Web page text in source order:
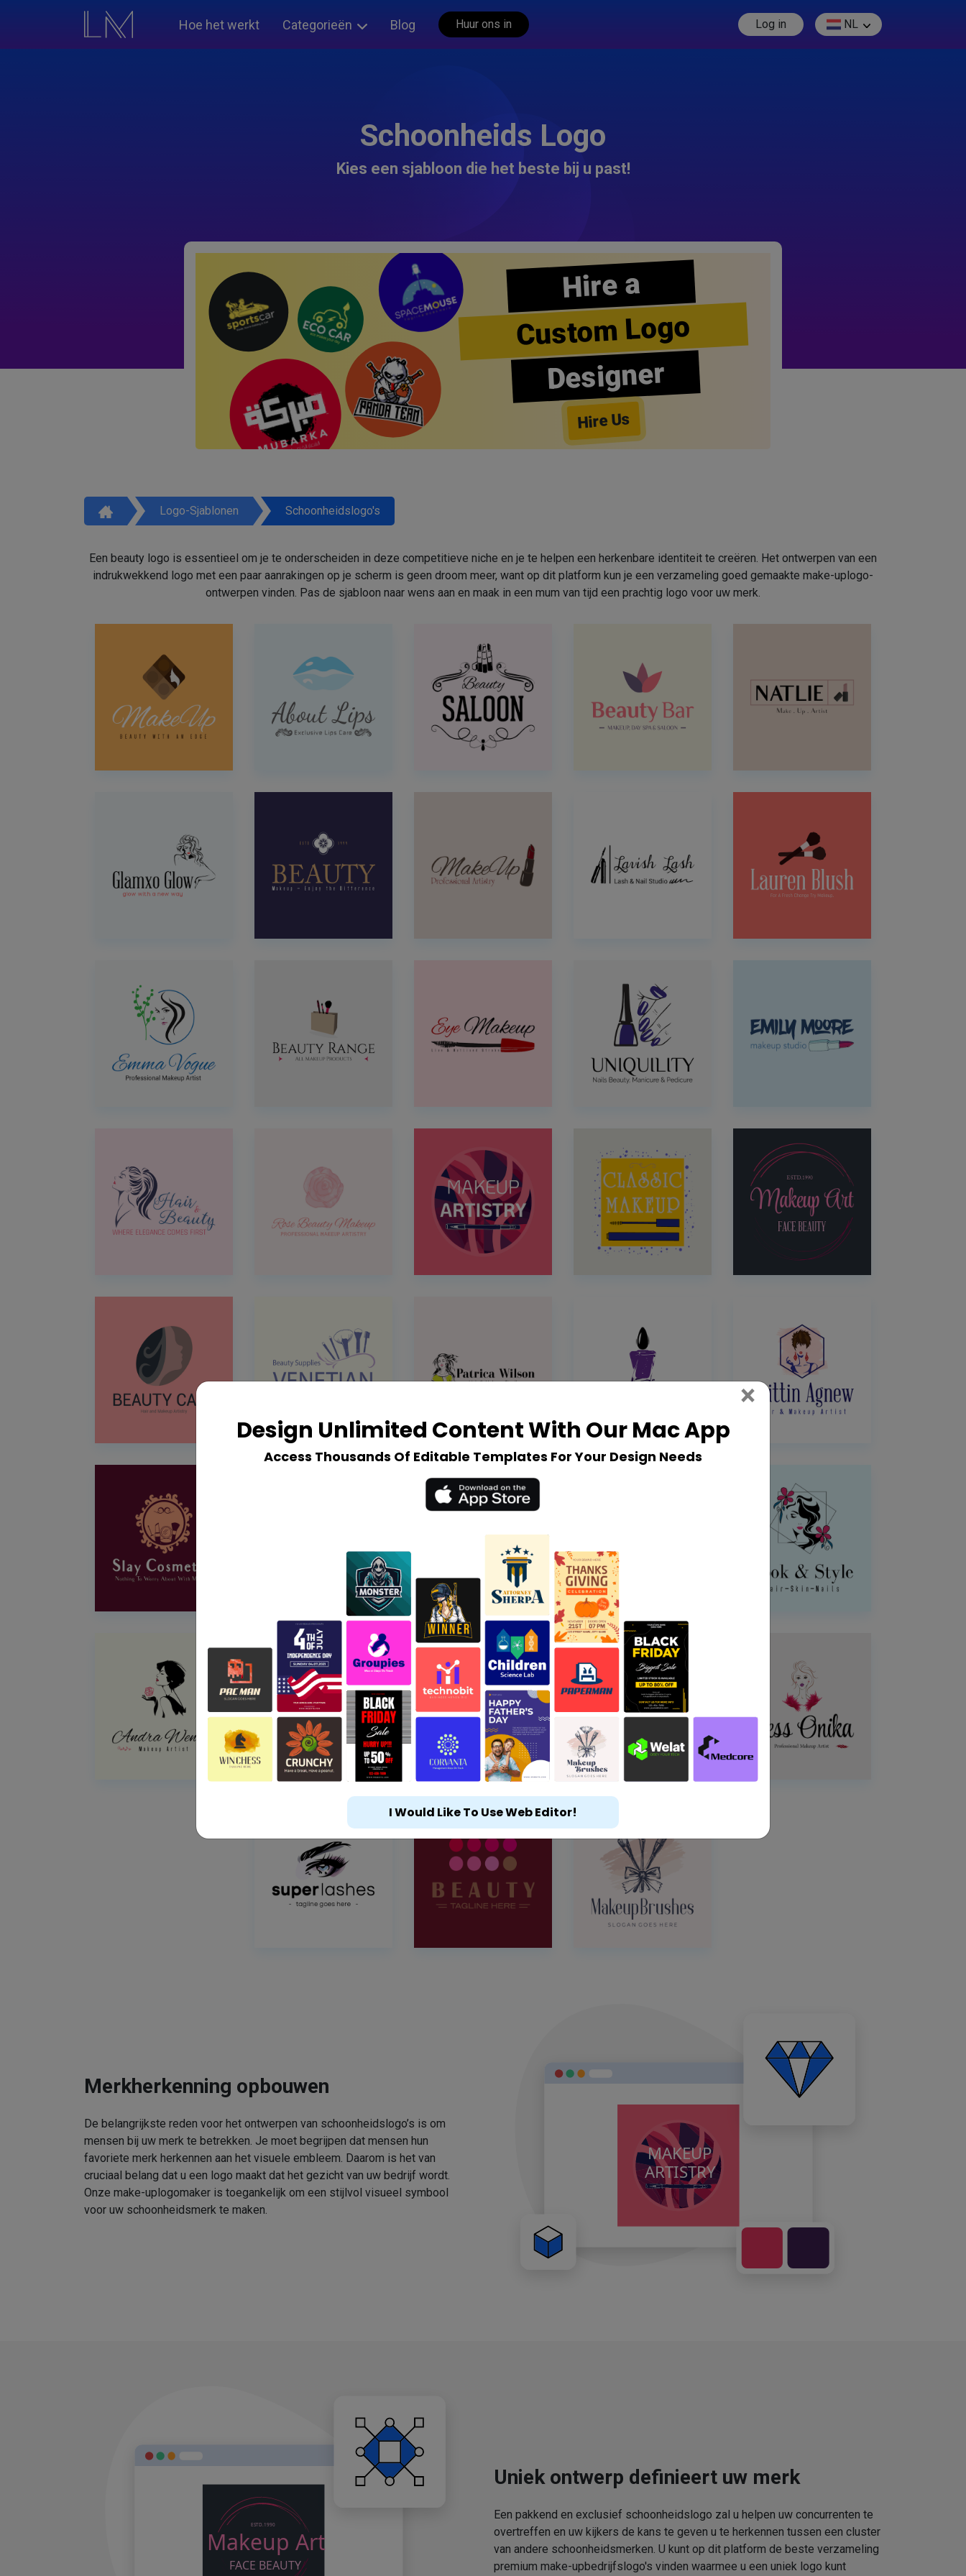
Hoe het werkt Categorieën Blog Huur ons in Log in NL
Schoonheids Logo
Kies een sjabloon die het beste bij u past!
Hire a
Custom Logo
Designer
Hire Us
Logo-Sjablonen Schoonheidslogo's
Een beauty logo is essentieel om je te onderscheiden in deze competitieve niche en je te helpen een herkenbare identiteit te creëren. Het ontwerpen van een
indrukwekkend logo met een paar aanrakingen op je scherm is geen droom meer, want op dit platform kun je een verzameling goed gemaakte make-uplogo-
ontwerpen vinden. Pas de sjabloon naar wens aan en maak in een mum van tijd een prachtig logo voor uw merk.
Merkherkenning opbouwen
De belangrijkste reden voor het ontwerpen van schoonheidslogo’s is om
mensen bij uw merk te betrekken. Je moet begrijpen dat mensen hun
favoriete merk herkennen aan het visuele embleem. Daarom is het van
cruciaal belang dat u een logo maakt dat het gezicht van uw bedrijf wordt.
Onze make-uplogomaker is toegankelijk om een stijlvol visueel symbool
voor uw schoonheidsmerk te maken.
Uniek ontwerp definieert uw merk
Een pakkend en exclusief schoonheidslogo zal u helpen uw concurrenten te
overtreffen en uw kijkers de kans te geven u te herkennen tussen een cluster
van andere schoonheidsmerken. U kunt op dit platform de beste verzameling
premium make-upbedrijfslogo's vinden waarmee u een uniek logo kunt
Design Unlimited Content With Our Mac App
Access Thousands Of Editable Templates For Your Design Needs
× Close
I Would Like To Use Web Editor!